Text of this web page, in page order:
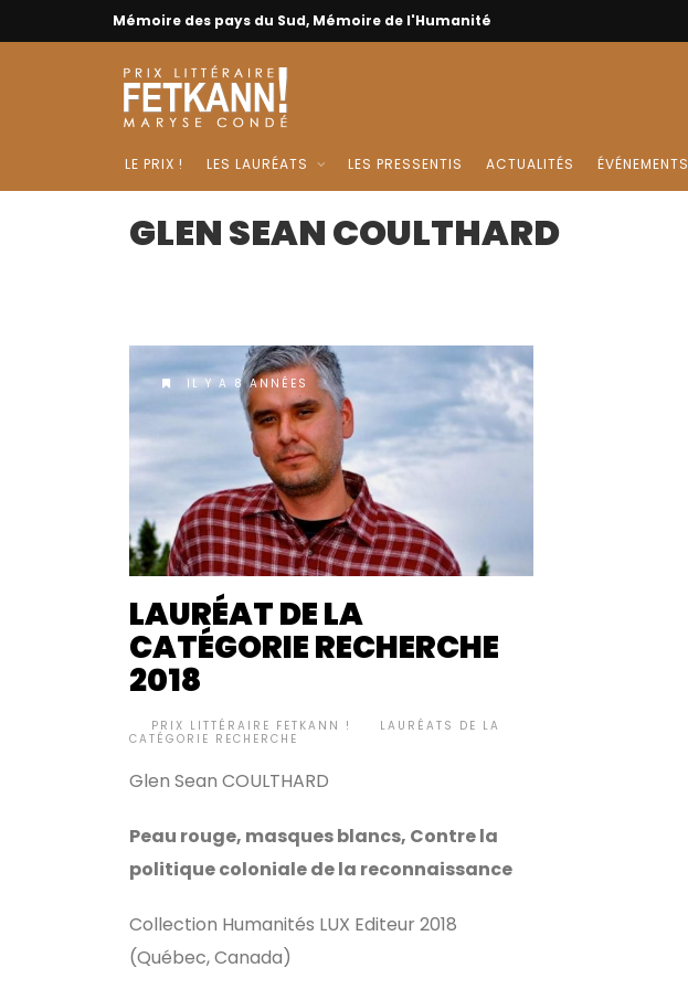
Mémoire des pays du Sud, Mémoire de l'Humanité
LE PRIX ! LES LAURÉATS LES PRESSENTIS ACTUALITÉS ÉVÉNEMENTS
GLEN SEAN COULTHARD
IL Y A 8 ANNÉES
LAURÉAT DE LA
CATÉGORIE RECHERCHE
2018
PRIX LITTÉRAIRE FETKANN !
LAURÉATS DE LA
CATÉGORIE RECHERCHE
Glen Sean COULTHARD
Peau rouge, masques blancs, Contre la
politique coloniale de la reconnaissance
Collection Humanités LUX Editeur 2018
(Québec, Canada)